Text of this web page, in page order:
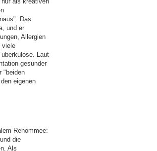
Das
und er
Allergien
viele
Laut
gesunder
"beiden
eigenen
Renommee:
die
Als